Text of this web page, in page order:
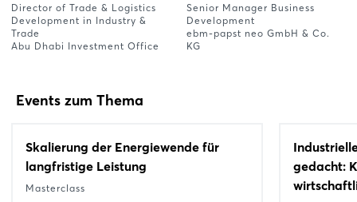
Director of Trade & Logistics
Development in Industry &
Trade
Abu Dhabi Investment Office
Senior Manager Business
Development
ebm-papst neo GmbH & Co.
KG
Events zum Thema
Skalierung der Energiewende für
langfristige Leistung
Masterclass
gedacht: